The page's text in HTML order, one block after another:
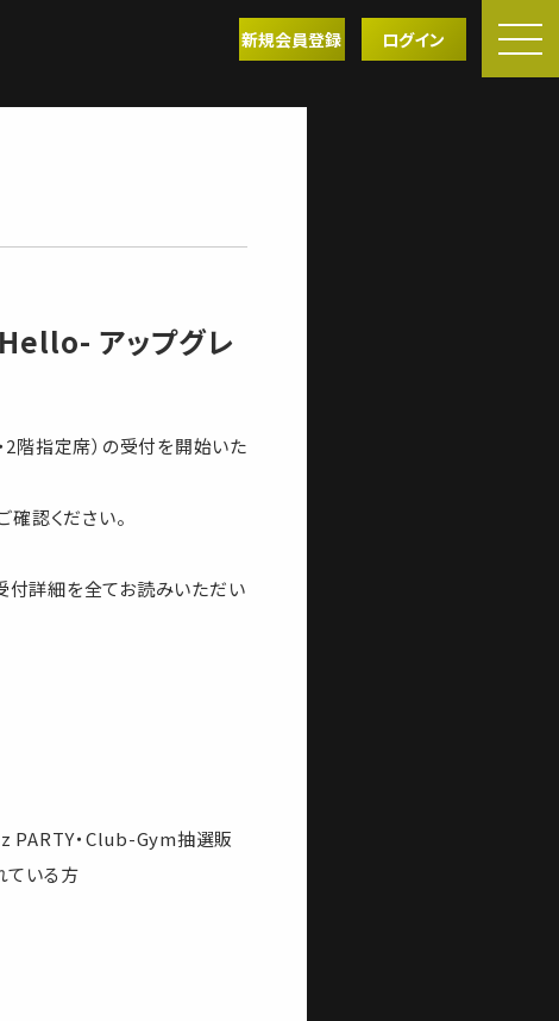
新規会員登録 ログイン
アップグレ
指定席）の受付を開始いた
確認ください。
付詳細を全てお読みいただい
PARTY・Club-Gym抽選販
ている方